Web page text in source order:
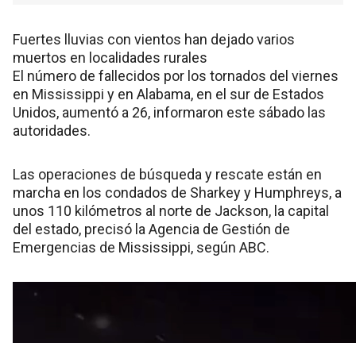
Fuertes lluvias con vientos han dejado varios
muertos en localidades rurales
El número de fallecidos por los tornados del viernes
en Mississippi y en Alabama, en el sur de Estados
Unidos, aumentó a 26, informaron este sábado las
autoridades.
Las operaciones de búsqueda y rescate están en
marcha en los condados de Sharkey y Humphreys, a
unos 110 kilómetros al norte de Jackson, la capital
del estado, precisó la Agencia de Gestión de
Emergencias de Mississippi, según ABC.